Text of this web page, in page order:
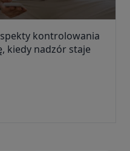
kontrolowania
kiedy nadzór staje